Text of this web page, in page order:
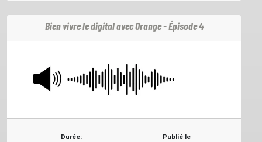
Bien vivre le digital avec Orange - Épisode 4
Durée:
Publié le